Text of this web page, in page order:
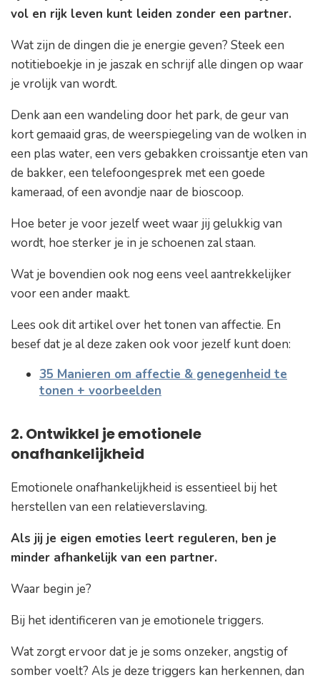
vol en rijk leven kunt leiden zonder een partner.
Wat zijn de dingen die je energie geven? Steek een
notitieboekje in je jaszak en schrijf alle dingen op waar
je vrolijk van wordt.
Denk aan een wandeling door het park, de geur van
kort gemaaid gras, de weerspiegeling van de wolken in
een plas water, een vers gebakken croissantje eten van
de bakker, een telefoongesprek met een goede
kameraad, of een avondje naar de bioscoop.
Hoe beter je voor jezelf weet waar jij gelukkig van
wordt, hoe sterker je in je schoenen zal staan.
Wat je bovendien ook nog eens veel aantrekkelijker
voor een ander maakt.
Lees ook dit artikel over het tonen van affectie. En
besef dat je al deze zaken ook voor jezelf kunt doen:
35 Manieren om affectie & genegenheid te
tonen + voorbeelden
2. Ontwikkel je emotionele
onafhankelijkheid
Emotionele onafhankelijkheid is essentieel bij het
herstellen van een relatieverslaving.
Als jij je eigen emoties leert reguleren, ben je
minder afhankelijk van een partner.
Waar begin je?
Bij het identificeren van je emotionele triggers.
Wat zorgt ervoor dat je je soms onzeker, angstig of
somber voelt? Als je deze triggers kan herkennen, dan